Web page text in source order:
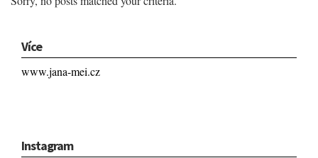
Více
www.jana-mei.cz
Instagram